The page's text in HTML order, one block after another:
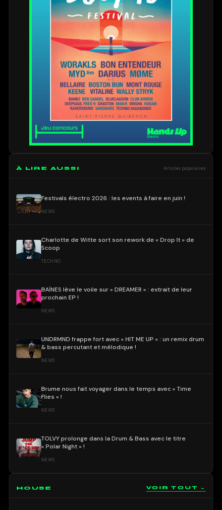
À LIRE AUSSI Articles populaires
Festivals électro 2026 : les events à faire en juin !
NEWS
Charlotte de Witte sort son rework de « Drop It » de
Scoop
TECHNO
BAÏNES lève le voile sur « DREAMER » : extrait de leur
prochain EP !
NEWS
UNDRMND frappe fort avec « HIT ME UP » : un remix drum
& bass percutant et mélodique !
NEWS
Brume nous fait voyager dans le temps avec « Time
Flies » !
NEWS
TOLVY prolonge dans la Drum & Bass avec le titre
« Polar Night » !
NEWS
HOUSE VOIR TOUT →